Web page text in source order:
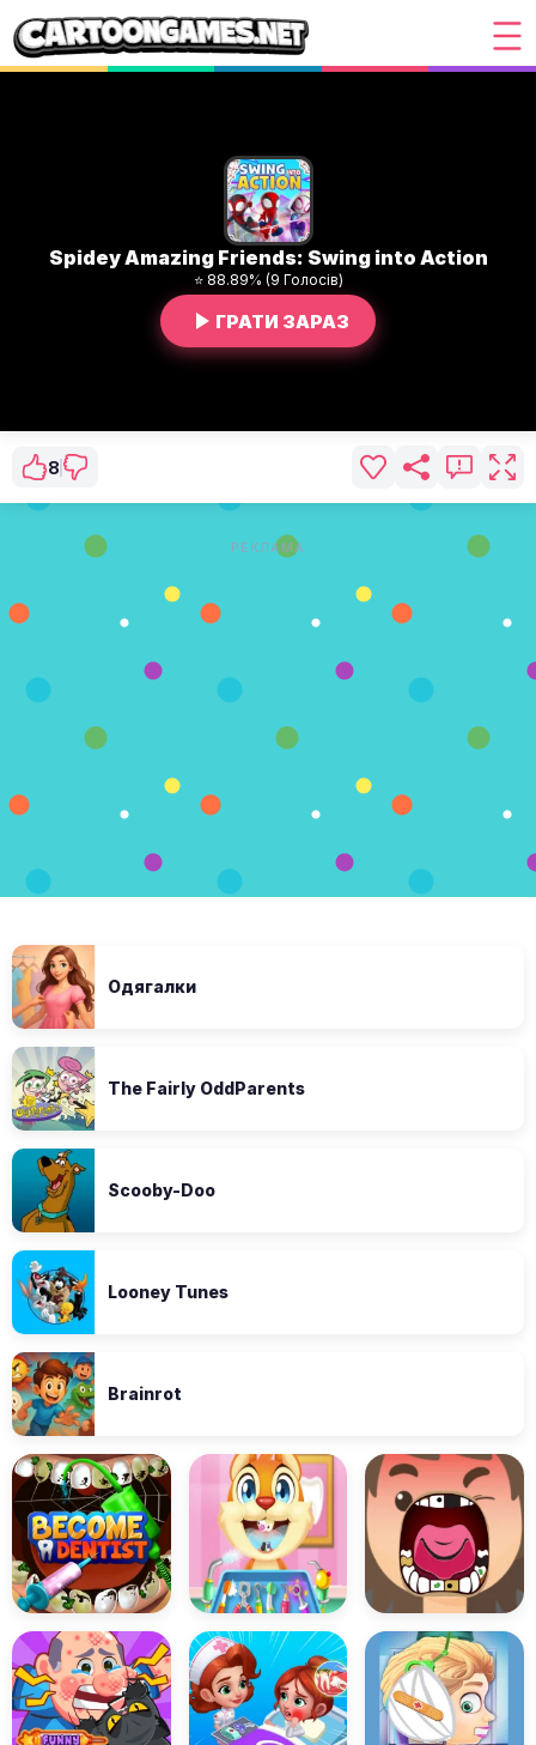
Spidey Amazing Friends: Swing into Action
⭐ 88.89% (9 Голосів)
ГРАТИ ЗАРАЗ
8
РЕКЛАМА
Одягалки
The Fairly OddParents
Scooby-Doo
Looney Tunes
Brainrot